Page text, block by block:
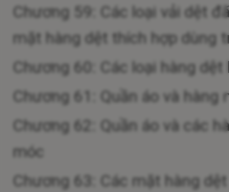
Chương 59: Các loại vải dệt
mặt hàng dệt thích hợp dùng
Chương 60: Các loại hàng
Chương 61: Quần áo và
Chương 62: Quần áo và các
móc
Chương 63: Các mặt hàng